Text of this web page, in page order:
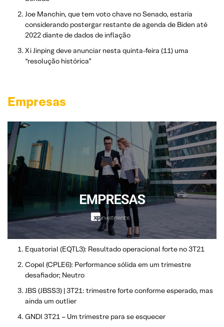
Joe Manchin, que tem voto chave no Senado, estaria
considerando postergar restante de agenda de Biden até
2022 diante de dados de inflação
Xi Jinping deve anunciar nesta quinta-feira (11) uma
“resolução histórica”
Empresas
Equatorial (EQTL3): Resultado operacional forte no 3T21
Copel (CPLE6): Performance sólida em um trimestre
desafiador; Neutro
JBS (JBSS3) | 3T21: trimestre forte conforme esperado, mas
ainda um outlier
GNDI 3T21 – Um trimestre para se esquecer